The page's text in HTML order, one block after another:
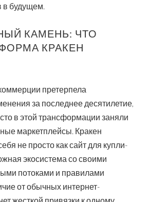
в будущем.
КАМЕНЬ: ЧТО
КРАКЕН
претерпела
за последнее десятилетие,
в этой трансформации заняли
маркетплейсы. Кракен
не просто как сайт для купли-
экосистема со своими
потоками и правилами
от обычных интернет-